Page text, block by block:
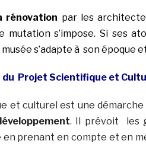
rénovation par les
mutation s’impose. Si ses
s’adapte à son époque
Projet Scientifique et
et culturel est une démarche
. Il prévoit les
en prenant en compte et en